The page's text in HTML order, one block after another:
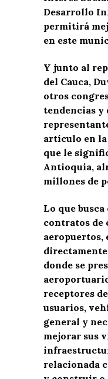
Desarrollo
permitirá
en este
Y junto al
del Cauca,
otros
tendencias y
artículo en
que le
Antioquia,
millones de
Lo que busca
contratos de
aeropuertos,
donde se
receptores
usuarios,
general y
mejorar sus
relacionada